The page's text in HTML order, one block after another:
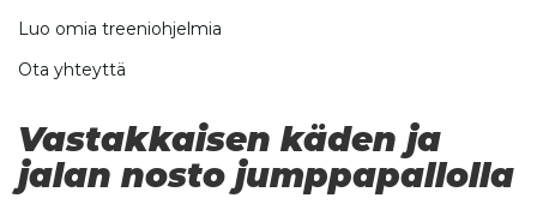
Luo omia treeniohjelmia
Ota yhteyttä
Vastakkaisen käden ja
jalan nosto jumppapallolla